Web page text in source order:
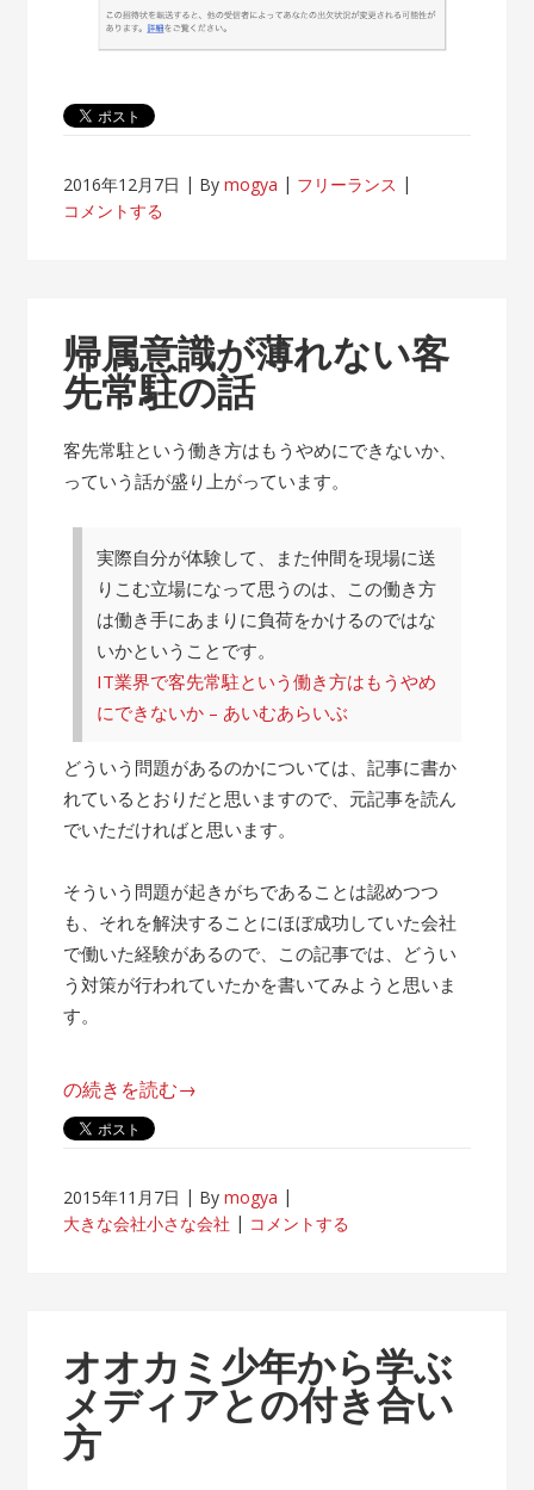
2016年12月7日 Bymogya
フリーランス
コメントする
帰属意識が薄れない客
先常駐の話
客先常駐という働き方はもうやめにできないか、
っていう話が盛り上がっています。
実際自分が体験して、また仲間を現場に送
りこむ立場になって思うのは、この働き方
は働き手にあまりに負荷をかけるのではな
いかということです。
IT業界で客先常駐という働き方はもうやめ
にできないか – あいむあらいぶ
どういう問題があるのかについては、記事に書か
れているとおりだと思いますので、元記事を読ん
でいただければと思います。
そういう問題が起きがちであることは認めつつ
も、それを解決することにほぼ成功していた会社
で働いた経験があるので、この記事では、どうい
う対策が行われていたかを書いてみようと思いま
す。
“帰
属
が
客
先
常
駐
の続きを読む→
2015年11月7日 Bymogya
大きな会社小さな会社
コメントする
オオカミ少年から学ぶ
メディアとの付き合い
方